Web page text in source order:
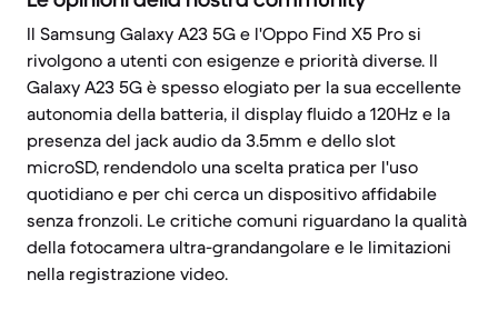
Il Samsung Galaxy A23 5G e l'Oppo Find X5 Pro si
rivolgono a utenti con esigenze e priorità diverse. Il
Galaxy A23 5G è spesso elogiato per la sua eccellente
autonomia della batteria, il display fluido a 120Hz e la
presenza del jack audio da 3.5mm e dello slot
microSD, rendendolo una scelta pratica per l'uso
quotidiano e per chi cerca un dispositivo affidabile
senza fronzoli. Le critiche comuni riguardano la qualità
della fotocamera ultra-grandangolare e le limitazioni
nella registrazione video.